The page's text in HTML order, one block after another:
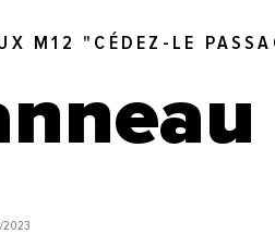
M12 "CÉDEZ-LE
2023